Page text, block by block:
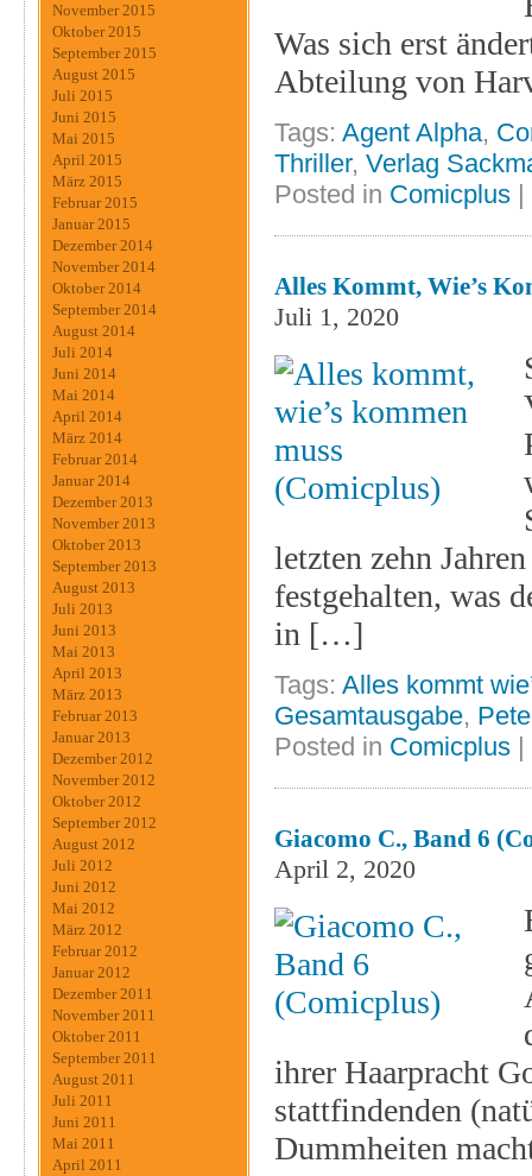
November 2015
Oktober 2015
September 2015
August 2015
Juli 2015
Juni 2015
Mai 2015
April 2015
März 2015
Februar 2015
Januar 2015
Dezember 2014
November 2014
Oktober 2014
September 2014
August 2014
Juli 2014
Juni 2014
Mai 2014
April 2014
März 2014
Februar 2014
Januar 2014
Dezember 2013
November 2013
Oktober 2013
September 2013
August 2013
Juli 2013
Juni 2013
Mai 2013
April 2013
März 2013
Februar 2013
Januar 2013
Dezember 2012
November 2012
Oktober 2012
September 2012
August 2012
Juli 2012
Juni 2012
Mai 2012
März 2012
Februar 2012
Januar 2012
Dezember 2011
November 2011
Oktober 2011
September 2011
August 2011
Juli 2011
Juni 2011
Mai 2011
April 2011
Was sich erst
Abteilung von
Tags: Agent Alpha,
Thriller, Verlag
Posted in Comicplus
Alles Kommt, Wie’s
Juli 1, 2020
letzten zehn
festgehalten, was
in […]
Tags: Alles kommt
Gesamtausgabe,
Posted in Comicplus
Giacomo C., Band 6
April 2, 2020
ihrer Haarpracht
stattfindenden
Dummheiten